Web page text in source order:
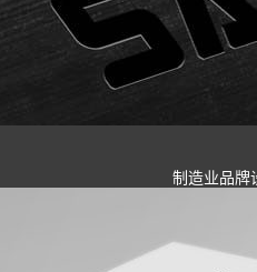
制造业品牌